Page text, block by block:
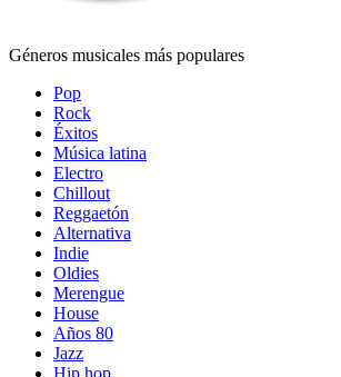
Géneros musicales más populares
Pop
Rock
Éxitos
Música latina
Electro
Chillout
Reggaetón
Alternativa
Indie
Oldies
Merengue
House
Años 80
Jazz